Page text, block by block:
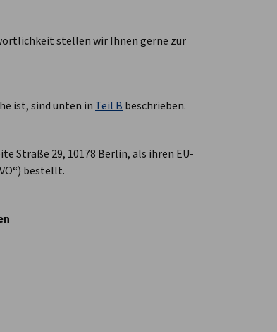
stellen wir Ihnen gerne zur
ist, sind unten in Teil B beschrieben.
Straße 29, 10178 Berlin, als ihren EU-
bestellt.